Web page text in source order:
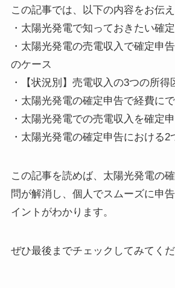
この記事では、以下の内容をお伝え
・太陽光発電で知っておきたい確
・太陽光発電の売電収入で確定申
のケース
・【状況別】売電収入の3つの所得
・太陽光発電の確定申告で経費に
・太陽光発電での売電収入を確定
・太陽光発電の確定申告における2
この記事を読めば、太陽光発電の
問が解消し、個人でスムーズに申
イントがわかります。
ぜひ最後までチェックしてみてくだ